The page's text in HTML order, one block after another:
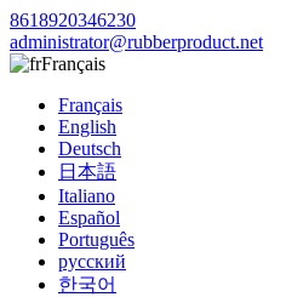
8618920346230
administrator@rubberproduct.net
Français
Français
English
Deutsch
日本語
Italiano
Español
Português
русский
한국어